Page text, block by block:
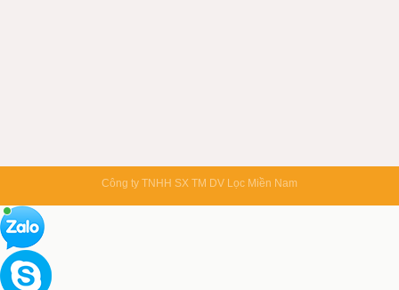
Công ty TNHH SX TM DV Lọc Miền Nam